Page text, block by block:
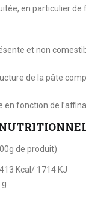
en particulier de
et non
de la pâte
en fonction de
de produit)
Kcal/ 1714 KJ
g